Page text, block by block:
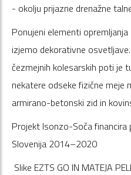
- okolju prijazne drenažne
Ponujeni elementi
izjemo dekorativne
čezmejnih kolesarskih poti je
nekatere odseke fizične meje
armirano-betonski zid in
Projekt Isonzo-Soča
Slovenija 2014–2020
Slike EZTS GO IN MATEJA